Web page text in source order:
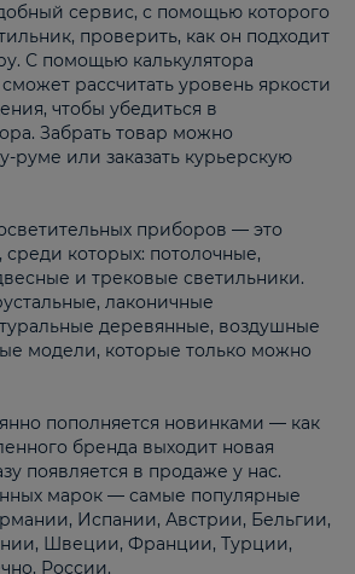
сервис, с помощью которого
проверить, как он подходит
С помощью калькулятора
рассчитать уровень яркости
чтобы убедиться в
Забрать товар можно
руме или заказать курьерскую
приборов — это
среди которых: потолочные,
и трековые светильники.
лаконичные
деревянные, воздушные
модели, которые только можно
пополняется новинками — как
бренда выходит новая
появляется в продаже у нас.
марок — самые популярные
Испании, Австрии, Бельгии,
Швеции, Франции, Турции,
России.